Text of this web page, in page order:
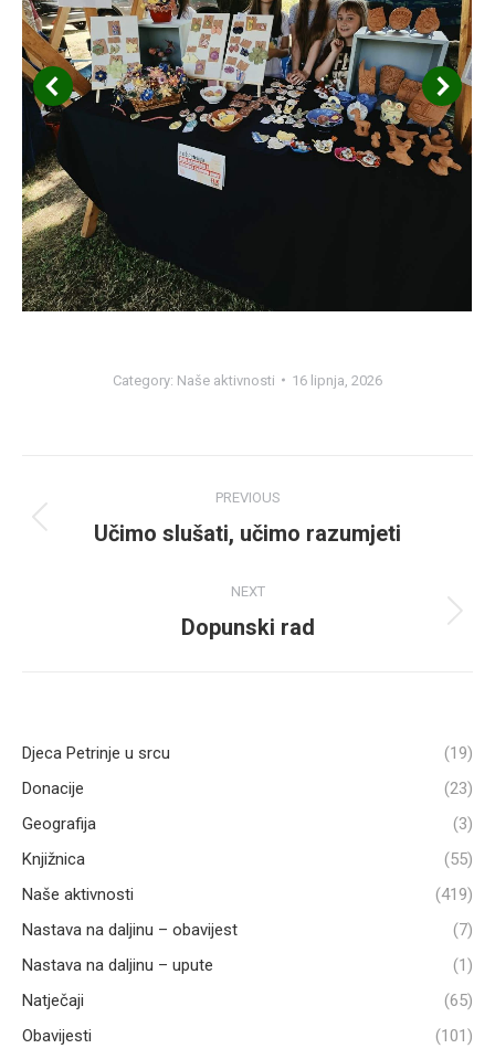
Category: Naše aktivnosti 16 lipnja, 2026
navigation
PREVIOUS
Previous
Učimo slušati, učimo razumjeti
NEXT
Next
Dopunski rad
Djeca Petrinje u srcu
(19)
Donacije
(23)
Geografija
(3)
Knjižnica
(55)
Naše aktivnosti
(419)
Nastava na daljinu – obavijest
(7)
Nastava na daljinu – upute
(1)
Natječaji
(65)
Obavijesti
(101)